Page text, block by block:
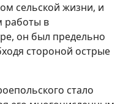
сельской жизни, и
работы в
он был предельно
стороной острые
стало